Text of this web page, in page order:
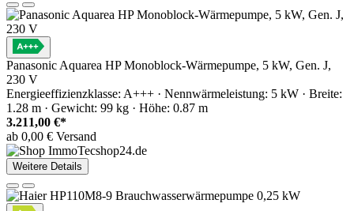
Panasonic Aquarea HP Monoblock-Wärmepumpe, 5 kW, Gen. J,
230 V
Energieeffizienzklasse: A+++ · Nennwärmeleistung: 5 kW · Breite:
1.28 m · Gewicht: 99 kg · Höhe: 0.87 m
3.211,00 €*
ab 0,00 € Versand
Weitere Details